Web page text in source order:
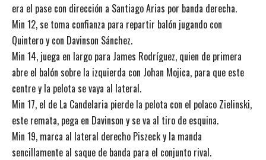
era el pase con dirección a Santiago Arias por banda derecha.
Min 12, se toma confianza para repartir balón jugando con
Quintero y con Davinson Sánchez.
Min 14, juega en largo para James Rodríguez, quien de primera
abre el balón sobre la izquierda con Johan Mojica, para que este
centre y la pelota se vaya al lateral.
Min 17, el de La Candelaria pierde la pelota con el polaco Zielinski,
este remata, pega en Davinson y se va al tiro de esquina.
Min 19, marca al lateral derecho Piszeck y la manda
sencillamente al saque de banda para el conjunto rival.